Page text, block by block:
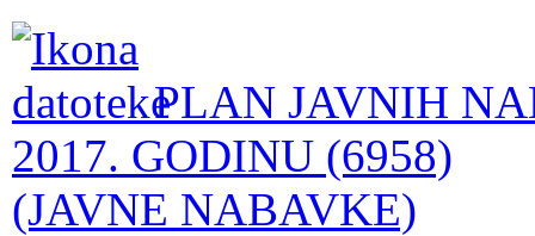
PLAN JAVNIH
2017. GODINU (6958)
(JAVNE NABAVKE)